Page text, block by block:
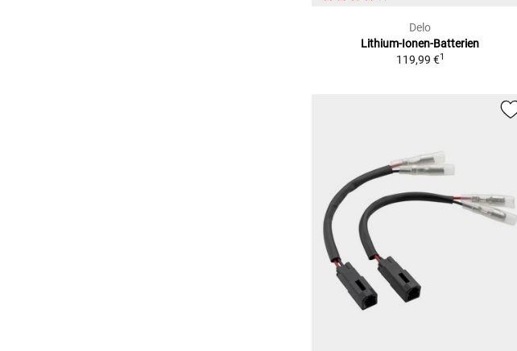
Delo
Lithium-Ionen-Batterien
119,99 €1